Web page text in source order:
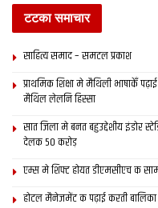
टटका समाचार
साहित्य समाद – समटल प्रकाश
प्राथमिक शि‍क्षा मे मैथि‍ली भाषाकेँ
मैथिल लेलनि हिस्सा
सात जिला मे बनत बहुउद्देशीय इंडोर
देलक 50 करोड़
एम्स मे शिफ्ट होयत डीएमसीएच क
होटल मैनेजमेंट क पढ़ाई करती